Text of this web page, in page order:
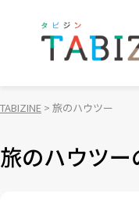
TABIZINE 旅のハウツー
旅のハウツ